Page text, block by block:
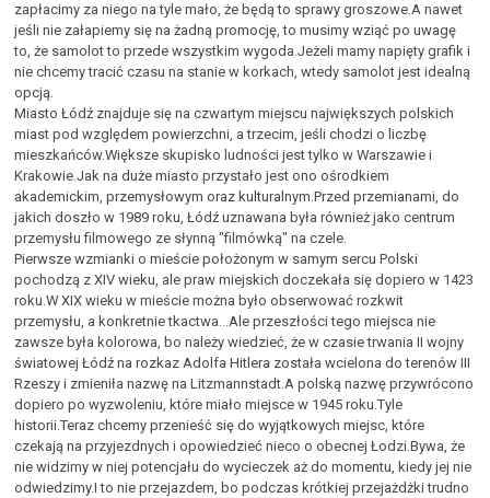
zapłacimy za niego na tyle mało, że będą to sprawy groszowe.A nawet
jeśli nie załapiemy się na żadną promocję, to musimy wziąć po uwagę
to, że samolot to przede wszystkim wygoda.Jeżeli mamy napięty grafik i
nie chcemy tracić czasu na stanie w korkach, wtedy samolot jest idealną
opcją.
Miasto Łódź znajduje się na czwartym miejscu największych polskich
miast pod względem powierzchni, a trzecim, jeśli chodzi o liczbę
mieszkańców.Większe skupisko ludności jest tylko w Warszawie i
Krakowie.Jak na duże miasto przystało jest ono ośrodkiem
akademickim, przemysłowym oraz kulturalnym.Przed przemianami, do
jakich doszło w 1989 roku, Łódź uznawana była również jako centrum
przemysłu filmowego ze słynną "filmówką" na czele.
Pierwsze wzmianki o mieście położonym w samym sercu Polski
pochodzą z XIV wieku, ale praw miejskich doczekała się dopiero w 1423
roku.W XIX wieku w mieście można było obserwować rozkwit
przemysłu, a konkretnie tkactwa...Ale przeszłości tego miejsca nie
zawsze była kolorowa, bo należy wiedzieć, że w czasie trwania II wojny
światowej Łódź na rozkaz Adolfa Hitlera została wcielona do terenów III
Rzeszy i zmieniła nazwę na Litzmannstadt.A polską nazwę przywrócono
dopiero po wyzwoleniu, które miało miejsce w 1945 roku.Tyle
historii.Teraz chcemy przenieść się do wyjątkowych miejsc, które
czekają na przyjezdnych i opowiedzieć nieco o obecnej Łodzi.Bywa, że
nie widzimy w niej potencjału do wycieczek aż do momentu, kiedy jej nie
odwiedzimy.I to nie przejazdem, bo podczas krótkiej przejażdżki trudno